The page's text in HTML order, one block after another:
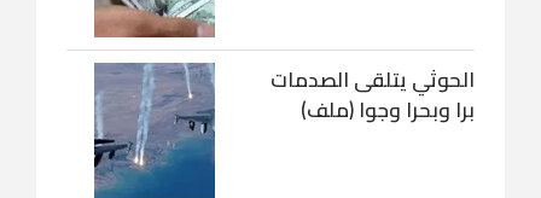
الحوثي يتلقى الصدمات
برا وبحرا وجوا (ملف)